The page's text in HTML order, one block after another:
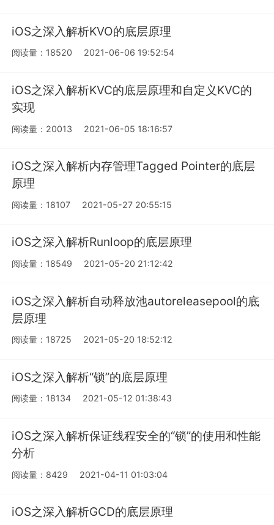
iOS之深入解析KVO的底层原理
阅读量：18520 2021-06-06 19:52:54
iOS之深入解析KVC的底层原理和自定义KVC的
实现
阅读量：20013 2021-06-05 18:16:57
iOS之深入解析内存管理Tagged Pointer的底层
原理
阅读量：18107 2021-05-27 20:55:15
iOS之深入解析Runloop的底层原理
阅读量：18549 2021-05-20 21:12:42
iOS之深入解析自动释放池autoreleasepool的底
层原理
阅读量：18725 2021-05-20 18:52:12
iOS之深入解析“锁”的底层原理
阅读量：18134 2021-05-12 01:38:43
iOS之深入解析保证线程安全的“锁”的使用和性能
分析
阅读量：8429 2021-04-11 01:03:04
iOS之深入解析GCD的底层原理